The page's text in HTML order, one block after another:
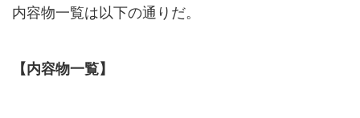
内容物一覧は以下の通りだ。
【内容物一覧】